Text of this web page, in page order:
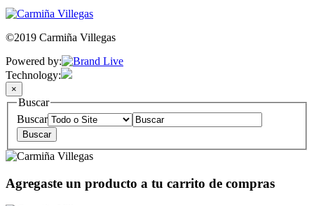
©2019 Carmiña Villegas
Powered by:
Technology:
×
Buscar
Buscar
Agregaste un producto a tu carrito de compras